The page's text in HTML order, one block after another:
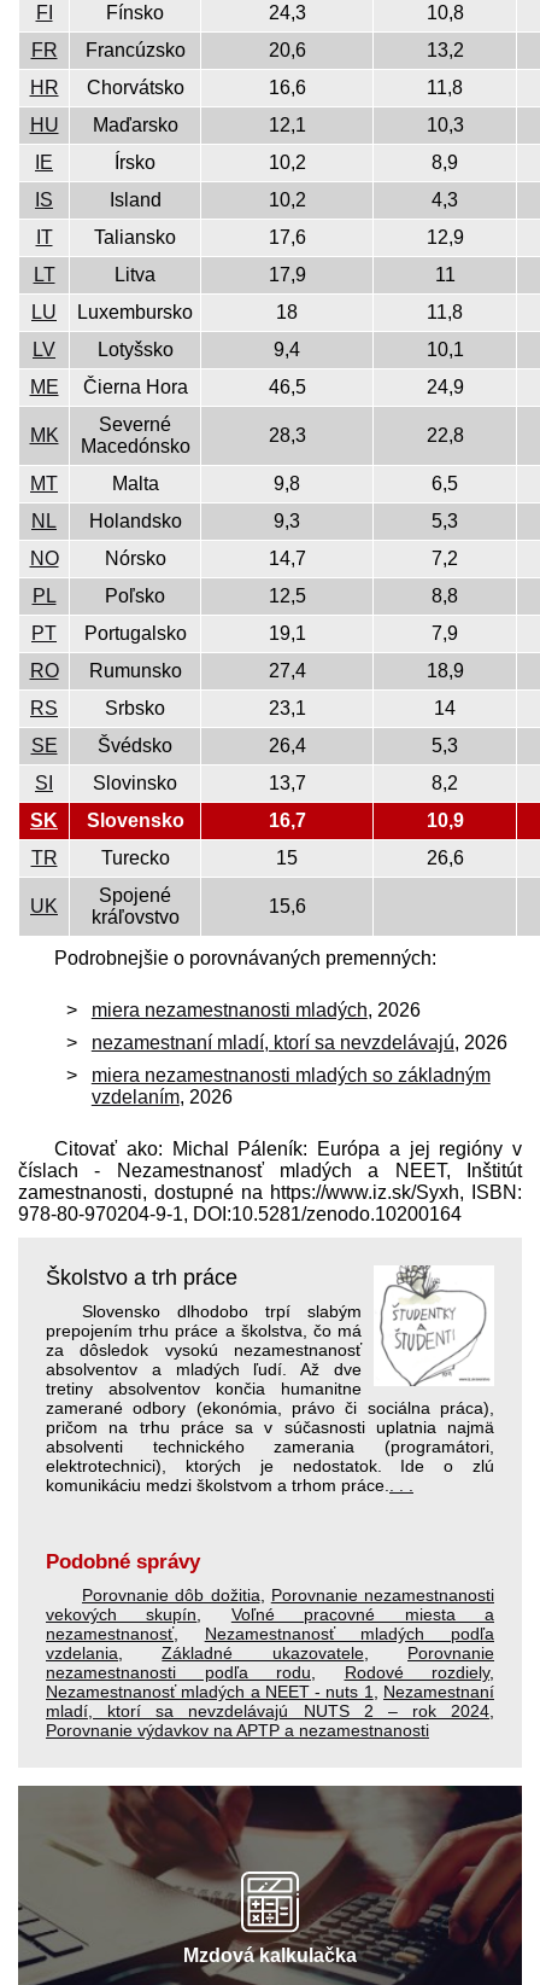
FI
Fínsko 24,3
10,8
FR
Francúzsko 20,6
13,2
HR
Chorvátsko 16,6
11,8
HU
Maďarsko 12,1
10,3
IE
Írsko 10,2
8,9
IS
Island 10,2
4,3
IT
Taliansko 17,6
12,9
LT
Litva 17,9
11
LU
Luxembursko 18
11,8
LV
Lotyšsko 9,4
10,1
ME
Čierna Hora 46,5 24,9
MK
Severné
Macedónsko
28,3 22,8
MT Malta 9,8
6,5
NL
Holandsko 9,3
5,3
NO
Nórsko 14,7
7,2
PL
Poľsko 12,5
8,8
PT
Portugalsko 19,1
7,9
RO
Rumunsko 27,4
18,9
RS
Srbsko 23,1
14
SE
Švédsko 26,4
5,3
SI
Slovinsko 13,7
8,2
SK
Slovensko 16,7
10,9
TR
Turecko 15 26,6
UK
Spojené
kráľovstvo
15,6
Podrobnejšie o porovnávaných premenných:
miera nezamestnanosti mladých, 2026
nezamestnaní mladí, ktorí sa nevzdelávajú, 2026
miera nezamestnanosti mladých so základným
vzdelaním, 2026
Citovať ako: Michal Páleník: Európa a jej regióny v
číslach - Nezamestnanosť mladých a NEET, Inštitút
zamestnanosti, dostupné na https://www.iz.sk/​Syxh, ISBN:
978-80-970204-9-1, DOI:10.5281/zenodo.10200164
Školstvo a trh práce
Slovensko dlhodobo trpí slabým
prepojením trhu práce a školstva, čo má
za dôsledok vysokú nezamestnanosť
absolventov a mladých ľudí. Až dve
tretiny absolventov končia humanitne
zamerané odbory (ekonómia, právo či sociálna práca),
pričom na trhu práce sa v súčasnosti uplatnia najmä
absolventi technického zamerania (programátori,
elektrotechnici), ktorých je nedostatok. Ide o zlú
komunikáciu medzi školstvom a trhom práce.
Podobné správy
Porovnanie dôb dožitia
Porovnanie nezamestnanosti
vekových skupín
Voľné pracovné miesta a
nezamestnanosť, Nezamestnanosť mladých podľa
vzdelania ,Základné ukazovatele, Porovnanie
nezamestnanosti podľa rodu
Rodové rozdiely,
Nezamestnanosť mladých a NEET - nuts 1
Nezamestnaní
mladí, ktorí sa nevzdelávajú NUTS 2 – rok 2024
Porovnanie výdavkov na APTP a nezamestnanosti
Mzdová kalkulačka